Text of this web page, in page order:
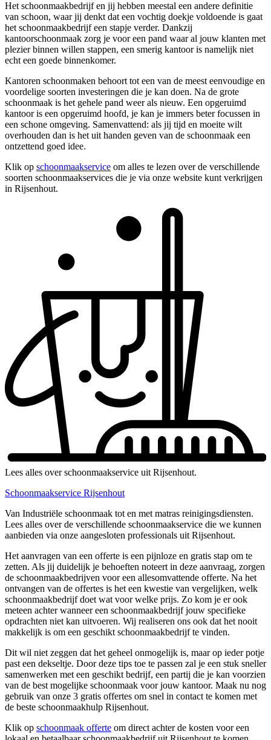
Het schoonmaakbedrijf en jij hebben meestal een andere definitie
van schoon, waar jij denkt dat een vochtig doekje voldoende is gaat
het schoonmaakbedrijf een stapje verder. Dankzij
kantoorschoonmaak zorg je voor een pand waar al jouw klanten met
plezier binnen willen stappen, een smerig kantoor is namelijk niet
echt een goede binnenkomer.
Kantoren schoonmaken behoort tot een van de meest eenvoudige en
voordelige soorten investeringen die je kan doen. Na de grote
schoonmaak is het gehele pand weer als nieuw. Een opgeruimd
kantoor is een opgeruimd hoofd, je kan je immers beter focussen in
een schone omgeving. Samenvattend: als jij tijd en moeite wilt
overhouden dan is het uit handen geven van de schoonmaak een
ontzettend goed idee.
Klik op schoonmaakservice om alles te lezen over de verschillende
soorten schoonmaakservices die je via onze website kunt verkrijgen
in Rijsenhout.
Lees alles over schoonmaakservice uit Rijsenhout.
Schoonmaakservice Rijsenhout
Van Industriële schoonmaak tot en met matras reinigingsdiensten.
Lees alles over de verschillende schoonmaakservice die we kunnen
aanbieden via onze aangesloten professionals uit Rijsenhout.
Het aanvragen van een offerte is een pijnloze en gratis stap om te
zetten. Als jij duidelijk je behoeften noteert in deze aanvraag, zorgen
de schoonmaakbedrijven voor een allesomvattende offerte. Na het
ontvangen van de offertes is het een kwestie van vergelijken, welk
schoonmaakbedrijf doet wat voor welke prijs. Zo kom je er ook
meteen achter wanneer een schoonmaakbedrijf jouw specifieke
opdrachten niet kan uitvoeren. Wij realiseren ons ook dat het nooit
makkelijk is om een geschikt schoonmaakbedrijf te vinden.
Dit wil niet zeggen dat het geheel onmogelijk is, maar op ieder potje
past een dekseltje. Door deze tips toe te passen zal je een stuk sneller
samenwerken met een geschikt bedrijf, een partij die je kan voorzien
van de best mogelijke schoonmaak voor jouw kantoor. Maak nu nog
gebruik van onze 3 gratis offertes om snel in contact te komen met
de beste schoonmaakhulp Rijsenhout.
Klik op schoonmaak offerte om direct achter de kosten voor een